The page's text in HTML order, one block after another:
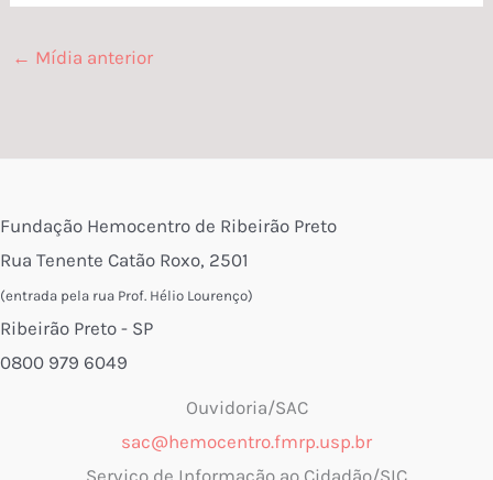
← Mídia anterior
Fundação Hemocentro de Ribeirão Preto
Rua Tenente Catão Roxo, 2501
(entrada pela rua Prof. Hélio Lourenço)
Ribeirão Preto - SP
0800 979 6049
Ouvidoria/SAC
sac@hemocentro.fmrp.usp.br
Serviço de Informação ao Cidadão/SIC